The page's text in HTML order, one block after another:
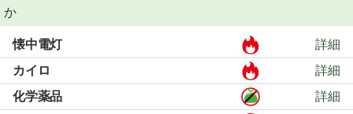
か
懐中電灯
詳細
カイロ
詳細
化学薬品
詳細